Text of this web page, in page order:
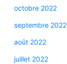
octobre 2022
septembre 2022
août 2022
juillet 2022